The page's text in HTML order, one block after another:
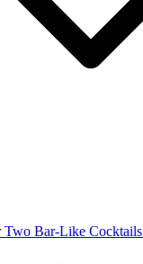
Two Bar-Like Cocktails